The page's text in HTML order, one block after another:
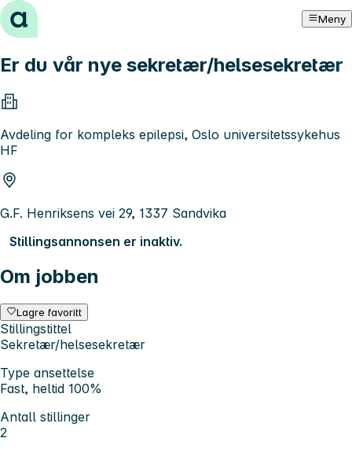
Hopp til innhold Meny
Er du vår nye sekretær/helsesekretær
Avdeling for kompleks epilepsi, Oslo universitetssykehus
HF
G.F. Henriksens vei 29, 1337 Sandvika
Stillingsannonsen er inaktiv.
Om jobben
Lagre favoritt
Stillingstittel
Sekretær/helsesekretær
Type ansettelse
Fast, heltid 100%
Antall stillinger
2